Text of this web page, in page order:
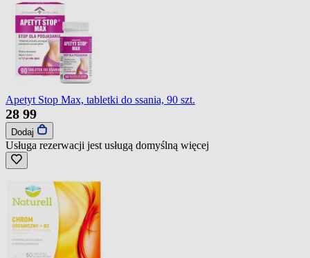
Apetyt Stop Max, tabletki do ssania, 90 szt.
28 99
Dodaj
Usługa rezerwacji jest usługą domyślną więcej